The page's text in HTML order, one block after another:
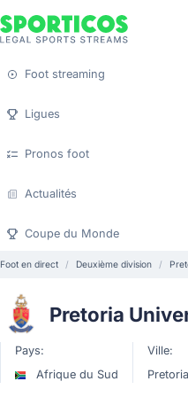
Foot streaming
Ligues
Pronos foot
Actualités
Coupe du Monde
Foot en direct Deuxième division
Pretoria
Pays:
Afrique du Sud
Ville:
Pretoria